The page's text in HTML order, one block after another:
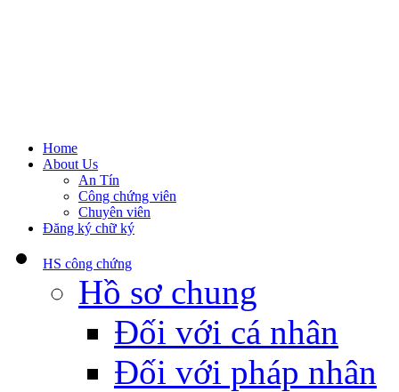
Home
About Us
An Tín
Công chứng viên
Chuyên viên
Đăng ký chữ ký
HS công chứng
Hồ sơ chung
Đối với cá nhân
Đối với pháp nhân